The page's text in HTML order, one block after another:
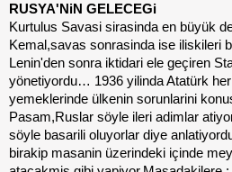
RUSYA'NiN GELECEGi
Kurtulus Savasi sirasinda en büyük
Kemal,savas sonrasinda ise iliskileri
Lenin'den sonra iktidari ele geçiren
yönetiyordu… 1936 yilinda Atatürk
yemeklerinde ülkenin sorunlarini
Pasam,Ruslar söyle ileri adimlar
söyle basarili oluyorlar diye
birakip masanin üzerindeki içinde